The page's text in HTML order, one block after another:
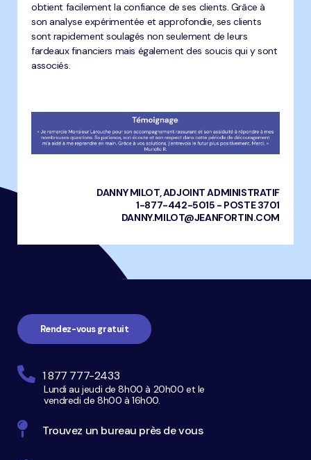
obtient facilement la confiance de ses clients. Grâce à
son analyse expérimentée et approfondie, ses clients
sont rapidement soulagés non seulement de leurs
fardeaux financiers mais également des soucis qui y sont
associés.
DANNY MILOT, ADJOINT ADMINISTRATIF
1-877-442-5015 - POSTE 3701
DANNY.MILOT@JEANFORTIN.COM
page
Rendez-vous gratuit
1 877 777-2433
Lundi au jeudi de 8h00 à 20h00 et le
vendredi de 8h00 à 16h00.
Trouvez un bureau près de vous